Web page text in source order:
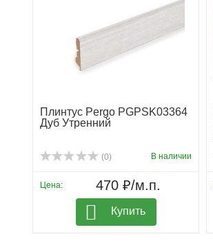
Плинтус Pergo PGPSK03364
Дуб Утренний
(0) В наличии
Цена: 470 ₽/м.п.
Купить